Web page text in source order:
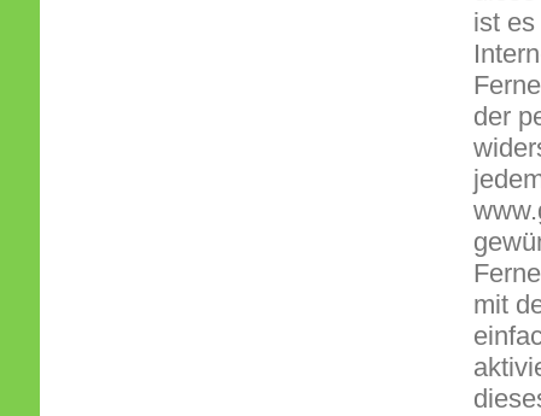
ist
der
mit